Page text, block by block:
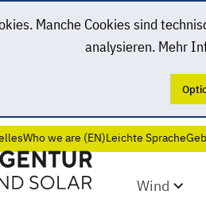
Manche Cookies sind
analysieren. Mehr
Who we are (EN)Leichte Sprache
Wind